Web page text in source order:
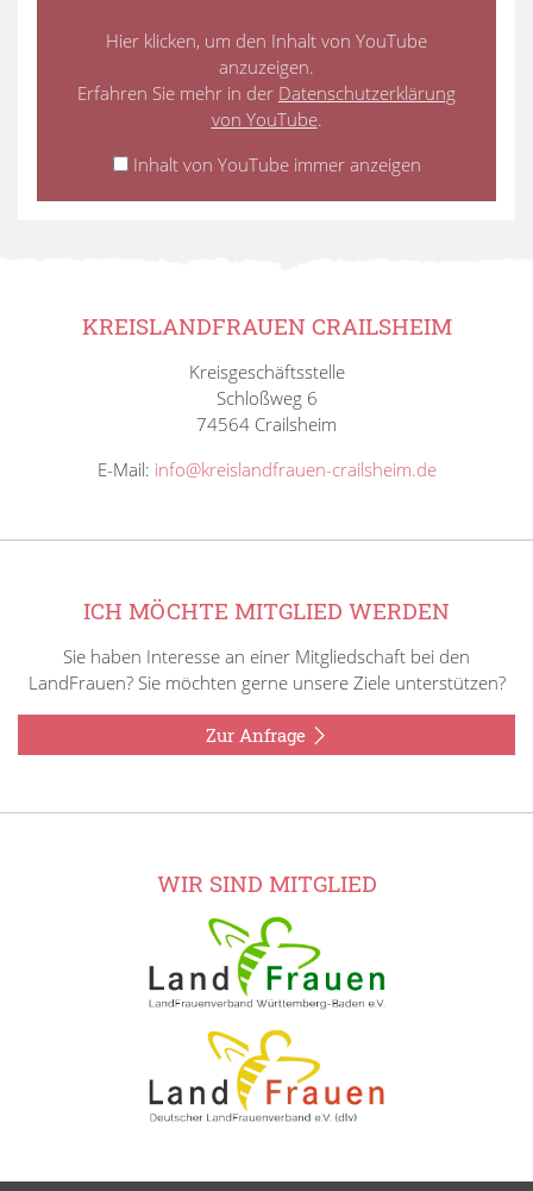
Hier klicken, um den Inhalt von YouTube
anzuzeigen.
Erfahren Sie mehr in der Datenschutzerklärung
von YouTube.
Inhalt von YouTube immer anzeigen
KREISLANDFRAUEN CRAILSHEIM
Kreisgeschäftsstelle
Schloßweg 6
74564 Crailsheim
E-Mail: info@kreislandfrauen-crailsheim.de
ICH MÖCHTE MITGLIED WERDEN
Sie haben Interesse an einer Mitgliedschaft bei den
LandFrauen? Sie möchten gerne unsere Ziele unterstützen?
Zur Anfrage
WIR SIND MITGLIED